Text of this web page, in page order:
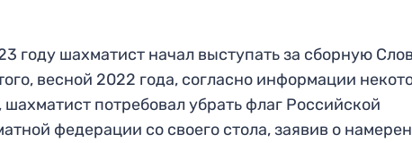
году шахматист начал выступать за сборную
весной 2022 года, согласно информации
потребовал убрать флаг Российской
федерации со своего стола, заявив о